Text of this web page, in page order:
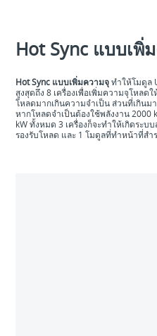
Hot Sync แบบเพิ่
Hot Sync แบบเพิ่มความจุทำให้โมดูล
สูงสุดถึง 8 เครื่องเพื่อเพิ่มความจุโหลด
โหลดมากเกินความจำเป็น ส่วนที่เกินม
หากโหลดจำเป็นต้องใช้พลังงาน 2000
kW ทั้งหมด 3 เครื่องก็จะทำให้เกิดระบ
รองรับโหลด และ 1 โมดูลที่ทำหน้าที่สำ